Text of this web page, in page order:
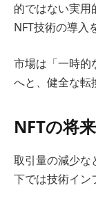
的ではない実用
NFT技術の導入
市場は「一時的
へと、健全な転
NFTの将
取引量の減少な
下では技術イン